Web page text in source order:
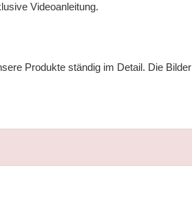
Videoanleitung.
Produkte ständig im Detail. Die